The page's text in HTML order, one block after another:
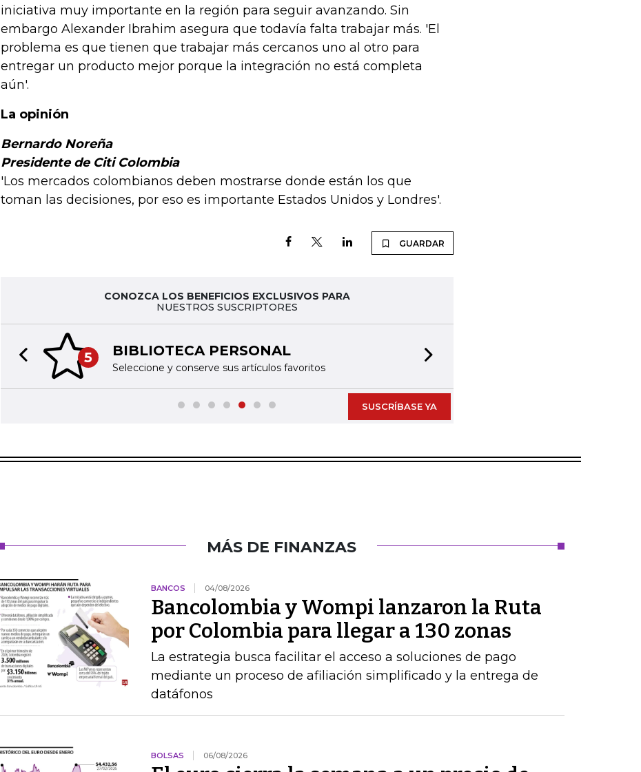
iniciativa muy importante en la región para seguir avanzando. Sin
embargo Alexander Ibrahim asegura que todavía falta trabajar más. 'El
problema es que tienen que trabajar más cercanos uno al otro para
entregar un producto mejor porque la integración no está completa
aún'.
La opinión
Bernardo Noreña
Presidente de Citi Colombia
'Los mercados colombianos deben mostrarse donde están los que
toman las decisiones, por eso es importante Estados Unidos y Londres'.
GUARDAR
CONOZCA LOS BENEFICIOS EXCLUSIVOS PARA
NUESTROS SUSCRIPTORES
5 BIBLIOTECA PERSONAL
Seleccione y conserve sus artículos favoritos
Previous slide
SUSCRÍBASE YA
MÁS DE FINANZAS
BANCOS 04/08/2026
Bancolombia y Wompi lanzaron la Ruta
por Colombia para llegar a 130 zonas
La estrategia busca facilitar el acceso a soluciones de pago
mediante un proceso de afiliación simplificado y la entrega de
datáfonos
BOLSAS 06/08/2026